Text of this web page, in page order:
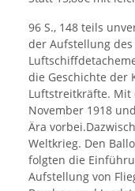
96 S., 148 teils
der Aufstellung
die Geschichte der
Luftstreitkräfte. Mit
November 1918
Ära
Weltkrieg. Den
folgten die
Aufstellung von